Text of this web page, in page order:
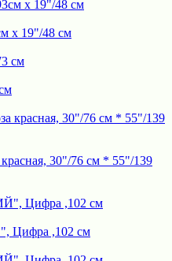
х 19"/48 см
30"/76 см * 55"/139
,102 см